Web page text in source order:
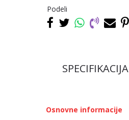
Podeli
SPECIFIKACIJA
Osnovne informacije